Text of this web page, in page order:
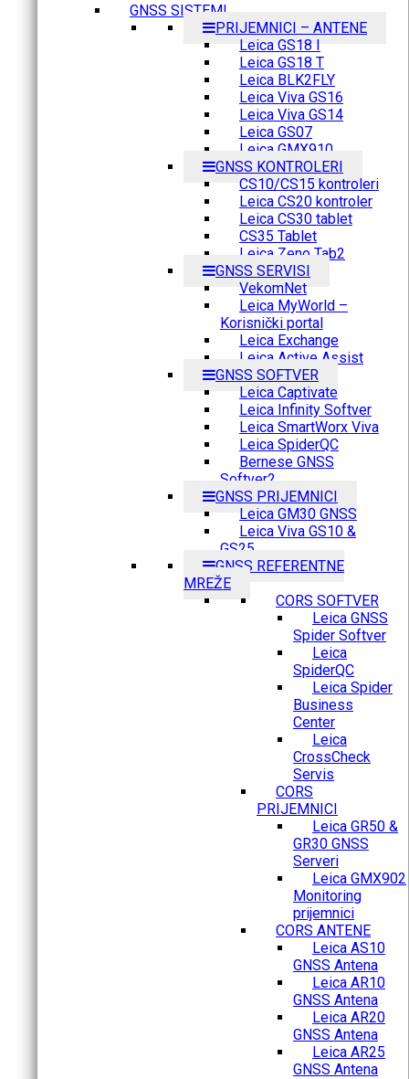
GNSS SISTEMI
PRIJEMNICI – ANTENE
Leica GS18 I
Leica GS18 T
Leica BLK2FLY
Leica Viva GS16
Leica Viva GS14
Leica GS07
Leica GMX910
GNSS KONTROLERI
CS10/CS15 kontroleri
Leica CS20 kontroler
Leica CS30 tablet
CS35 Tablet
Leica Zeno Tab2
GNSS SERVISI
VekomNet
Leica MyWorld –
Korisnički portal
Leica Exchange
Leica Active Assist
GNSS SOFTVER
Leica Captivate
Leica Infinity Softver
Leica SmartWorx Viva
Leica SpiderQC
Bernese GNSS
Softver2
GNSS PRIJEMNICI
Leica GM30 GNSS
Leica Viva GS10 &
GS25
GNSS REFERENTNE
MREŽE
CORS SOFTVER
Leica GNSS
Spider Softver
Leica
SpiderQC
Leica Spider
Business
Center
Leica
CrossCheck
Servis
CORS
PRIJEMNICI
Leica GR50 &
GR30 GNSS
Serveri
Leica GMX902
Monitoring
prijemnici
CORS ANTENE
Leica AS10
GNSS Antena
Leica AR10
GNSS Antena
Leica AR20
GNSS Antena
Leica AR25
GNSS Antena